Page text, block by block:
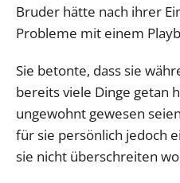
Bruder hätte nach ihrer
Probleme mit einem
Sie betonte, dass sie
bereits viele Dinge getan
ungewohnt gewesen
für sie persönlich jedoch
sie nicht überschreiten